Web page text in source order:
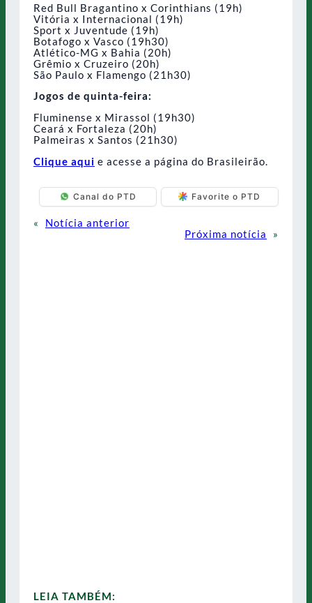
Red Bull Bragantino x Corinthians (19h)
Vitória x Internacional (19h)
Sport x Juventude (19h)
Botafogo x Vasco (19h30)
Atlético-MG x Bahia (20h)
Grêmio x Cruzeiro (20h)
São Paulo x Flamengo (21h30)
Jogos de quinta-feira:
Fluminense x Mirassol (19h30)
Ceará x Fortaleza (20h)
Palmeiras x Santos (21h30)
Clique aqui e acesse a página do Brasileirão.
Canal do PTD Favorite o PTD
«
Notícia anterior
Próxima notícia
»
LEIA TAMBÉM: